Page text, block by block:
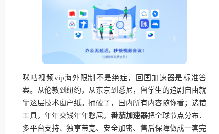
咪咕视频vip海外限制不是绝症，回国加速器是标准答
案。从伦敦到纽约，从东京到悉尼，留学生的追剧自由就
靠这层技术窗户纸。捅破了，国内所有内容随你看；选错
工具，年年交钱年年憋屈。 番茄加速器把全球节点分布、
多平台支持、独享带宽、安全加密、售后保障做成一套完